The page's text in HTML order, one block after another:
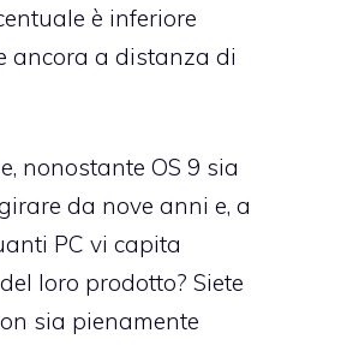
è inferiore
ancora a distanza di
nonostante OS 9 sia
da nove anni e, a
PC vi capita
loro prodotto? Siete
sia pienamente